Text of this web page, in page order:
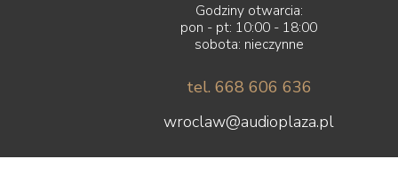
Godziny otwarcia:
pon - pt: 10:00 - 18:00
sobota: nieczynne
tel. 668 606 636
wroclaw@audioplaza.pl